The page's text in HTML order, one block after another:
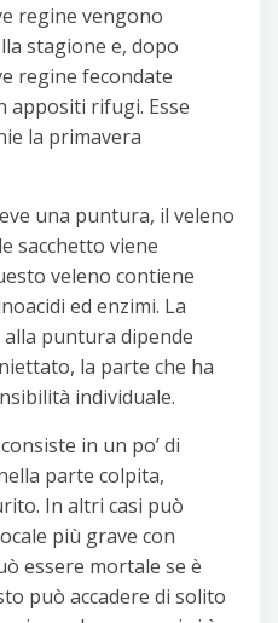
regine vengono
stagione e, dopo
regine fecondate
appositi rifugi. Esse
la primavera
una puntura, il veleno
sacchetto viene
veleno contiene
ed enzimi. La
puntura dipende
la parte che ha
individuale.
in un po’ di
parte colpita,
In altri casi può
più grave con
essere mortale se è
può accadere di solito